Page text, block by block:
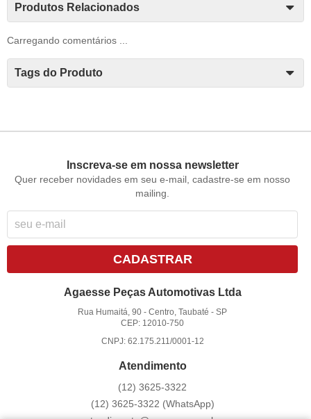
Produtos Relacionados
Carregando comentários ...
Tags do Produto
Inscreva-se em nossa newsletter
Quer receber novidades em seu e-mail, cadastre-se em nosso
mailing.
CADASTRAR
Agaesse Peças Automotivas Ltda
Rua Humaitá, 90 -Centro, Taubaté -SP
CEP: 12010-750
CNPJ: 62.175.211/0001-12
Atendimento
(12) 3625-3322
(12) 3625-3322 (WhatsApp)